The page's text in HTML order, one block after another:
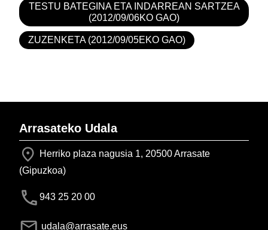
TESTU BATEGINA ETA INDARREAN SARTZEA
(2012/09/06KO GAO)
ZUZENKETA (2012/09/05EKO GAO)
Arrasateko Udala
Herriko plaza nagusia 1, 20500 Arrasate
(Gipuzkoa)
943 25 20 00
udala@arrasate.eus